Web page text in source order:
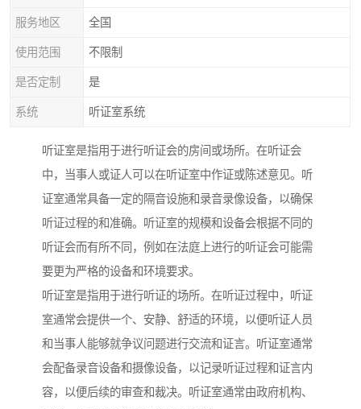
服务地区 全国
使用范围 不限制
是否定制 是
系统 听证室系统
听证室是指用于进行听证会的房间或场所。在听证会
中，当事人或证人可以在听证室中作证或陈述意见。听
证室通常具备一定的隔音设施和录音录像设备，以确保
听证过程的和准确。听证室的规模和设备会根据不同的
听证会而有所不同，例如在法庭上进行的听证会可能需
要更为严格的设备和环境要求。
听证室是指用于进行听证的场所。在听证过程中，听证
室通常会提供一个、安静、舒适的环境，以便听证人员
和当事人能够就争议问题进行交流和证言。听证室通常
会配备录音设备和摄像设备，以记录听证过程和证言内
容，以便后续的审查和裁决。听证室通常由政府机构、